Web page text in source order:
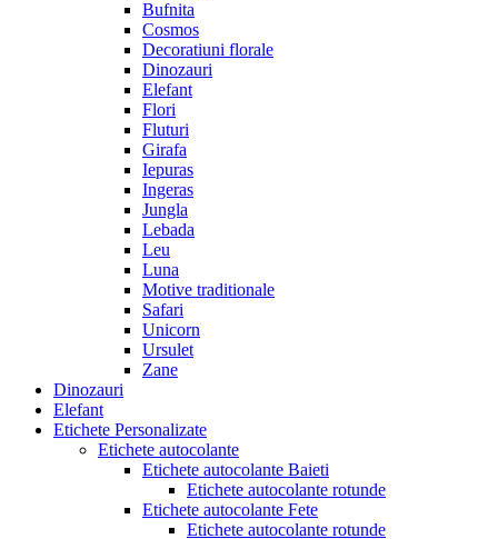
Bufnita
Cosmos
Decoratiuni florale
Dinozauri
Elefant
Flori
Fluturi
Girafa
Iepuras
Ingeras
Jungla
Lebada
Leu
Luna
Motive traditionale
Safari
Unicorn
Ursulet
Zane
Dinozauri
Elefant
Etichete Personalizate
Etichete autocolante
Etichete autocolante Baieti
Etichete autocolante rotunde
Etichete autocolante Fete
Etichete autocolante rotunde